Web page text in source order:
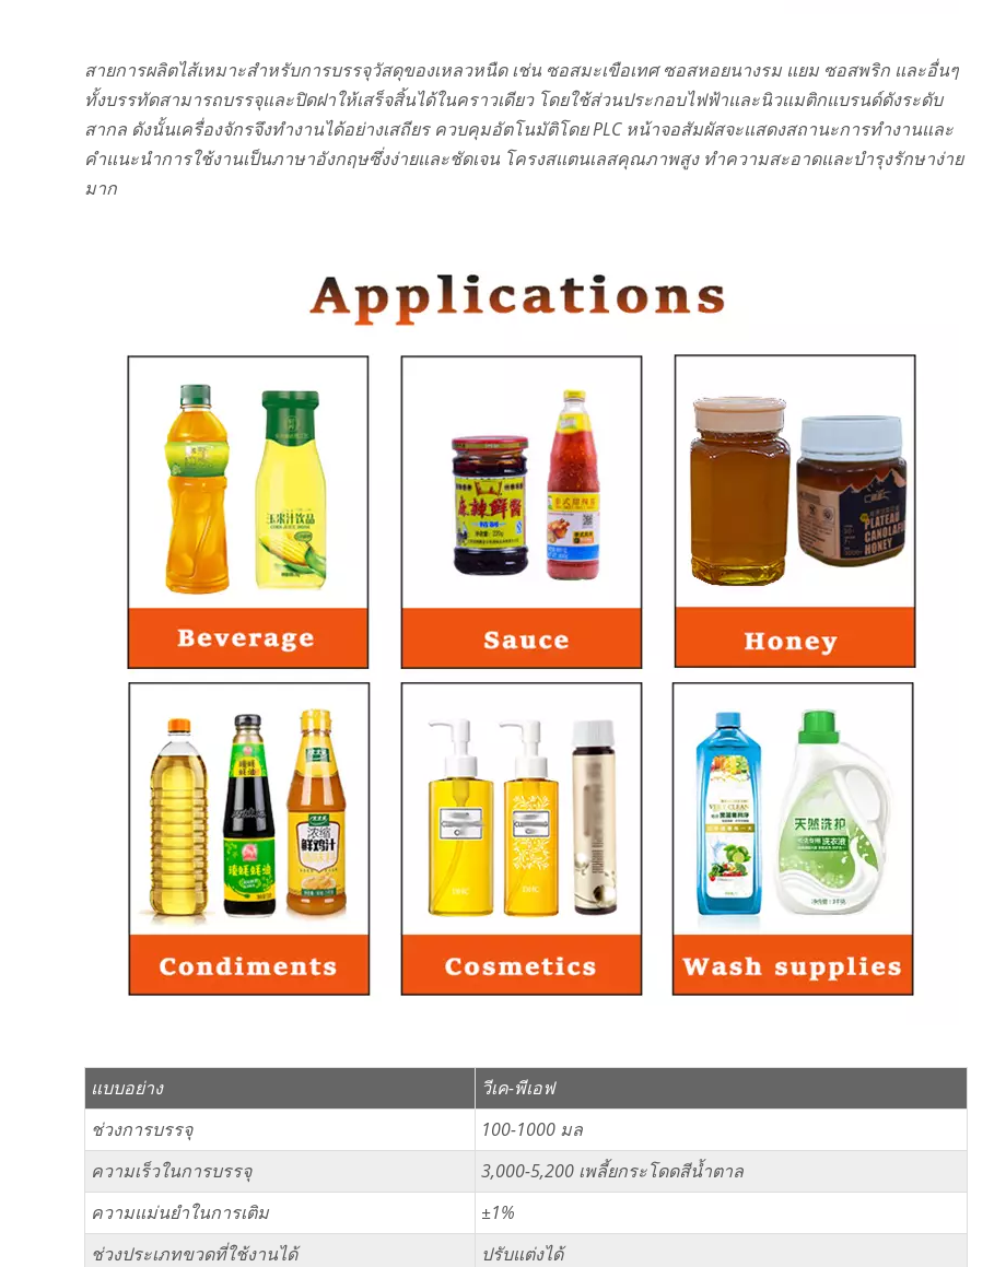
สายการผลิตไส้เหมาะสำหรับการบรรจุวัสดุของเหลวหนืด เช่น ซอสมะเขือเทศ ซอสหอยนางรม แยม ซอสพริก และอื่นๆ
ทั้งบรรทัดสามารถบรรจุและปิดฝาให้เสร็จสิ้นได้ในคราวเดียว โดยใช้ส่วนประกอบไฟฟ้าและนิวแมติกแบรนด์ดังระดับ
สากล ดังนั้นเครื่องจักรจึงทำงานได้อย่างเสถียร ควบคุมอัตโนมัติโดย PLC หน้าจอสัมผัสจะแสดงสถานะการทำงานและ
คำแนะนำการใช้งานเป็นภาษาอังกฤษซึ่งง่ายและชัดเจน โครงสแตนเลสคุณภาพสูง ทำความสะอาดและบำรุงรักษาง่าย
มาก
แบบอย่าง
วีเค-พีเอฟ
ช่วงการบรรจุ
100-1000 มล
ความเร็วในการบรรจุ
3,000-5,200 เพลี้ยกระโดดสีน้ำตาล
ความแม่นยำในการเติม
±1%
ช่วงประเภทขวดที่ใช้งานได้
ปรับแต่งได้